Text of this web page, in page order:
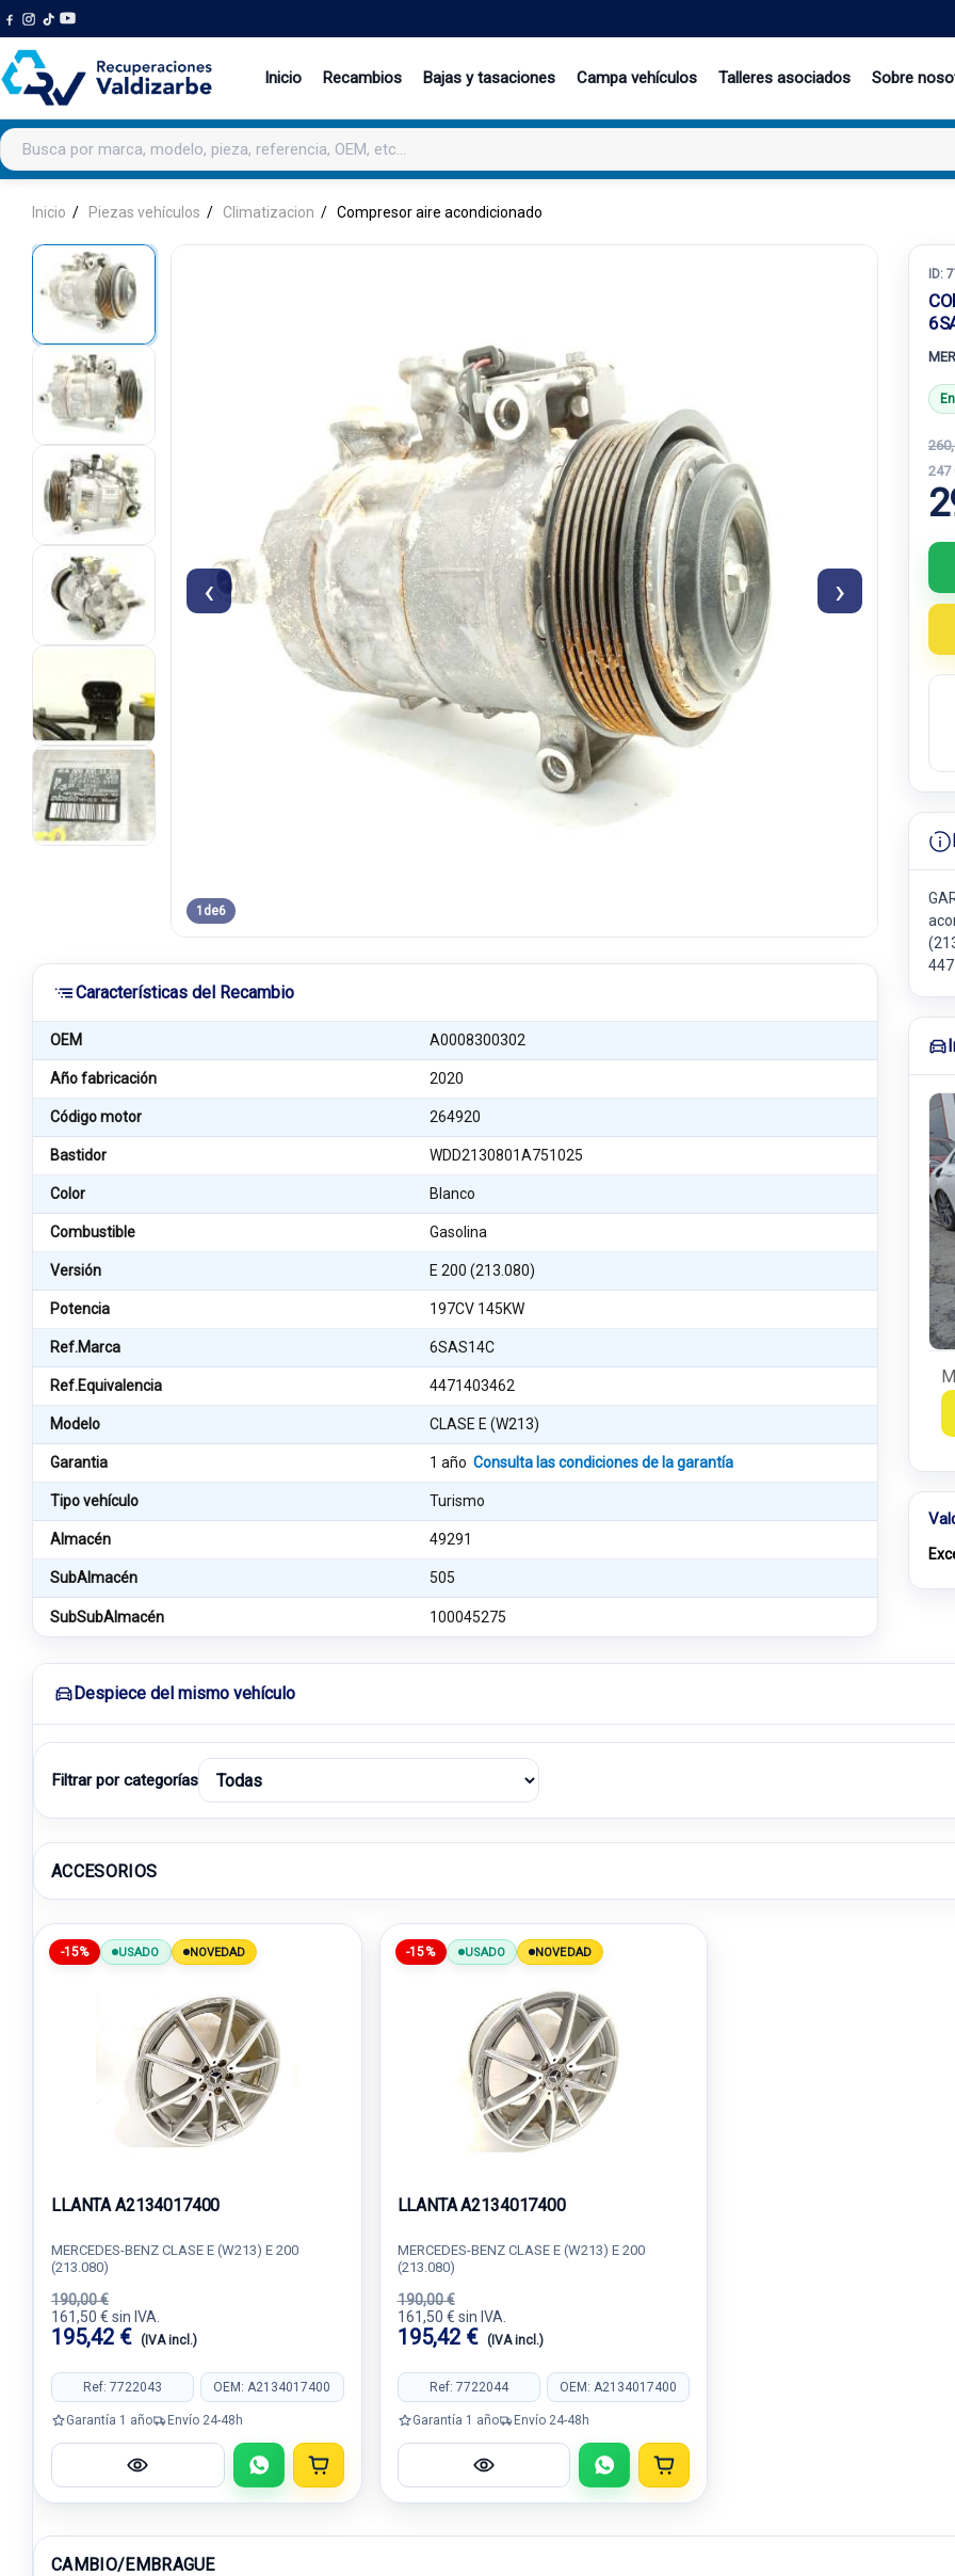
Inicio Recambios Bajas y tasaciones Campa vehículos Talleres asociados Sobre
Buscar productos
Inicio Piezas vehículos Climatizacion Compresor aire acondicionado
‹ ›
1 de6
Características del Recambio
OEM A0008300302
Año fabricación 2020
Código motor 264920
Bastidor WDD2130801A751025
Color Blanco
Combustible Gasolina
Versión E 200 (213.080)
Potencia 197CV 145KW
Ref.Marca 6SAS14C
Ref.Equivalencia 4471403462
Modelo CLASE E (W213)
Garantia 1 añoConsulta las condiciones de la garantía
Tipo vehículo Turismo
Almacén 49291
SubAlmacén 505
SubSubAlmacén 100045275
ID:
247
Despiece del mismo vehículo
Filtrar por categorías
ACCESORIOS
-15% USADO NOVEDAD
LLANTA A2134017400
MERCEDES-BENZ CLASE E (W213) E 200
(213.080)
190,00 €
161,50 € sin IVA.
195,42 € (IVA incl.)
Ref: 7722043 OEM: A2134017400
Garantía 1 año Envío 24-48h
-15% USADO NOVEDAD
LLANTA A2134017400
MERCEDES-BENZ CLASE E (W213) E 200
(213.080)
190,00 €
161,50 € sin IVA.
195,42 € (IVA incl.)
Ref: 7722044 OEM: A2134017400
Garantía 1 año Envío 24-48h
CAMBIO/EMBRAGUE